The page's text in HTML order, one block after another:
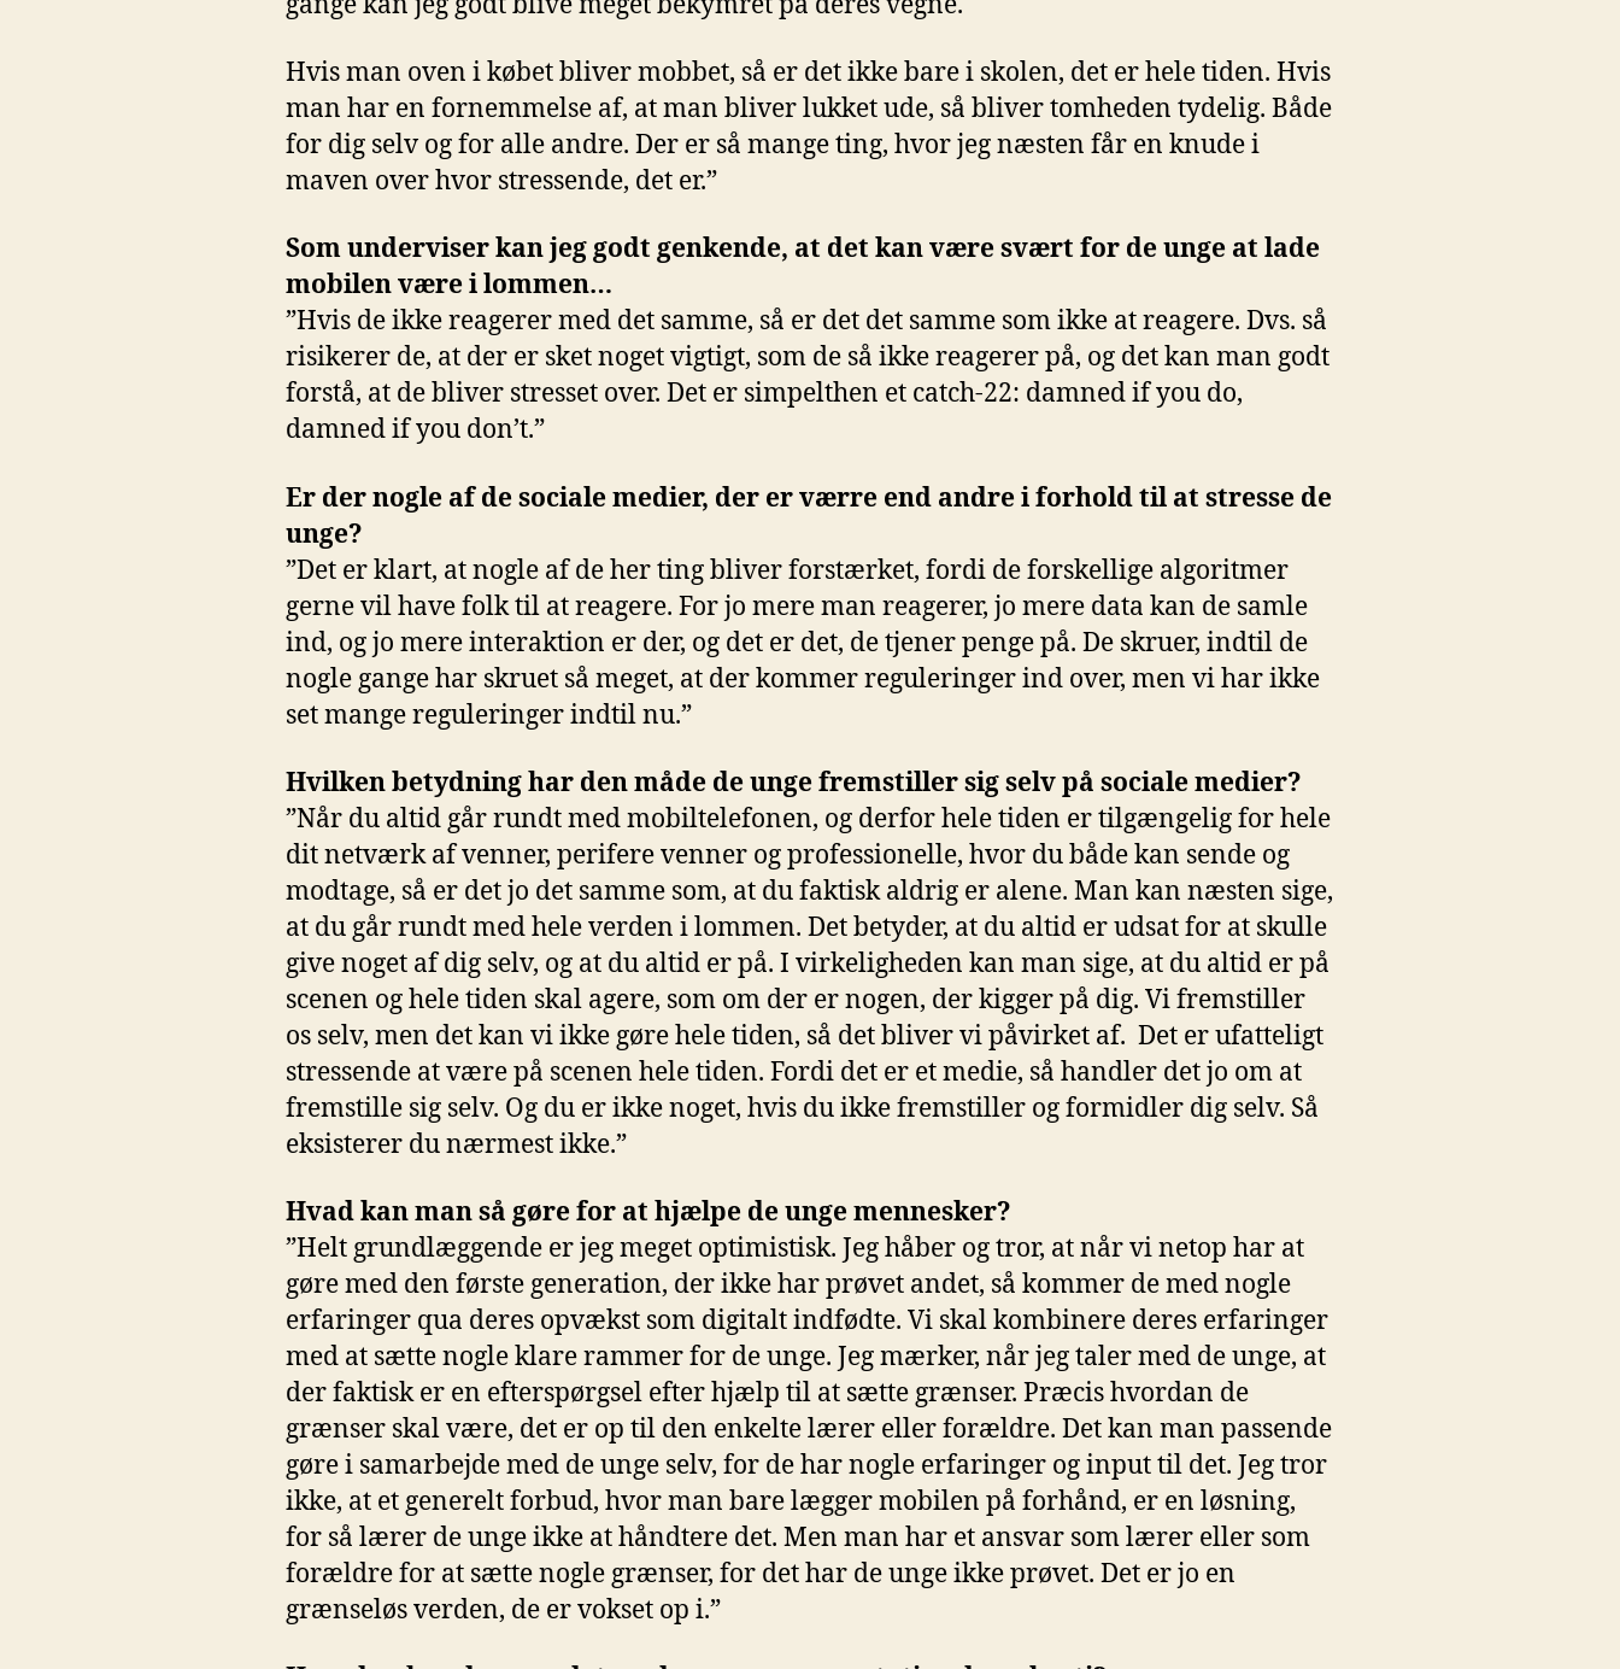
Hvis man oven i købet bliver mobbet, så er det ikke bare i skolen, det er hele tiden. Hvis
man har en fornemmelse af, at man bliver lukket ude, så bliver tomheden tydelig. Både
for dig selv og for alle andre. Der er så mange ting, hvor jeg næsten får en knude i
maven over hvor stressende, det er.”
Som underviser kan jeg godt genkende, at det kan være svært for de unge at lade
mobilen være i lommen…
”Hvis de ikke reagerer med det samme, så er det det samme som ikke at reagere. Dvs. så
risikerer de, at der er sket noget vigtigt, som de så ikke reagerer på, og det kan man godt
forstå, at de bliver stresset over. Det er simpelthen et catch-22: damned if you do,
damned if you don’t.”
Er der nogle af de sociale medier, der er værre end andre i forhold til at stresse de
unge?
”Det er klart, at nogle af de her ting bliver forstærket, fordi de forskellige algoritmer
gerne vil have folk til at reagere. For jo mere man reagerer, jo mere data kan de samle
ind, og jo mere interaktion er der, og det er det, de tjener penge på. De skruer, indtil de
nogle gange har skruet så meget, at der kommer reguleringer ind over, men vi har ikke
set mange reguleringer indtil nu.”
Hvilken betydning har den måde de unge fremstiller sig selv på sociale medier?
”Når du altid går rundt med mobiltelefonen, og derfor hele tiden er tilgængelig for hele
dit netværk af venner, perifere venner og professionelle, hvor du både kan sende og
modtage, så er det jo det samme som, at du faktisk aldrig er alene. Man kan næsten sige,
at du går rundt med hele verden i lommen. Det betyder, at du altid er udsat for at skulle
give noget af dig selv, og at du altid er på. I virkeligheden kan man sige, at du altid er på
scenen og hele tiden skal agere, som om der er nogen, der kigger på dig. Vi fremstiller
os selv, men det kan vi ikke gøre hele tiden, så det bliver vi påvirket af. Det er ufatteligt
stressende at være på scenen hele tiden. Fordi det er et medie, så handler det jo om at
fremstille sig selv. Og du er ikke noget, hvis du ikke fremstiller og formidler dig selv. Så
eksisterer du nærmest ikke.”
Hvad kan man så gøre for at hjælpe de unge mennesker?
”Helt grundlæggende er jeg meget optimistisk. Jeg håber og tror, at når vi netop har at
gøre med den første generation, der ikke har prøvet andet, så kommer de med nogle
erfaringer qua deres opvækst som digitalt indfødte. Vi skal kombinere deres erfaringer
med at sætte nogle klare rammer for de unge. Jeg mærker, når jeg taler med de unge, at
der faktisk er en efterspørgsel efter hjælp til at sætte grænser. Præcis hvordan de
grænser skal være, det er op til den enkelte lærer eller forældre. Det kan man passende
gøre i samarbejde med de unge selv, for de har nogle erfaringer og input til det. Jeg tror
ikke, at et generelt forbud, hvor man bare lægger mobilen på forhånd, er en løsning,
for så lærer de unge ikke at håndtere det. Men man har et ansvar som lærer eller som
forældre for at sætte nogle grænser, for det har de unge ikke prøvet. Det er jo en
grænseløs verden, de er vokset op i.”